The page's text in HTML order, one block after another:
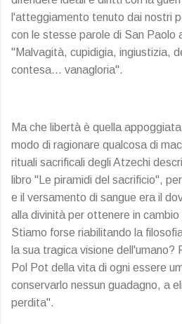
l'atteggiamento tenuto dai nostri
con le stesse parole di San Paolo
"Malvagità, cupidigia, ingiustizia,
contesa… vanagloria".
Ma che libertà è quella
modo di ragionare qualcosa di
rituali sacrificali degli Atzechi
libro "Le piramidi del sacrificio",
e il versamento di sangue era il
alla divinità per ottenere in
Stiamo forse riabilitando la
la sua tragica visione dell'umano?
Pol Pot della vita di ogni essere
conservarlo nessun guadagno, a
perdita".